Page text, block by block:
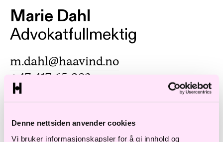
Denne nettsiden anvender cookies
Vi bruker informasjonskapsler for å gi innhold og
Marie Dahl
Advokatfullmektig
m.dahl@haavind.no
+47 417 65 082